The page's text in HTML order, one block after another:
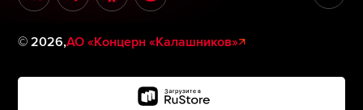
©2026,АО «Концерн «Калашников»